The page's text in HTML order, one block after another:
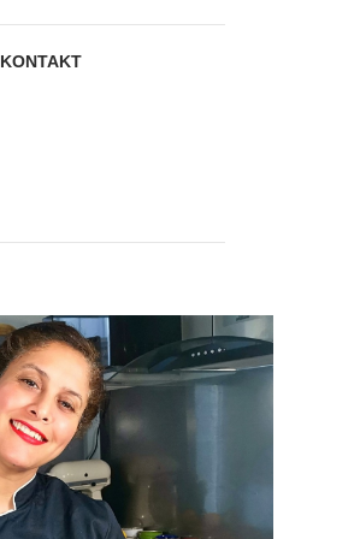
KONTAKT